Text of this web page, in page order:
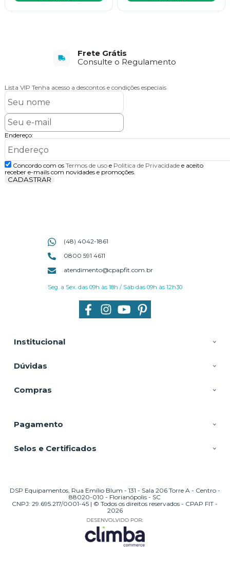
Frete Grátis
Consulte o Regulamento
Lista VIP Tenha acesso a descontos e condições especiais
Endereço:
Concordo com os Termos de usoe Politica de Privacidadee aceito
receber e-mails com novidades e promoções.
CADASTRAR
Institucional
Dúvidas
Compras
(48) 4042-1861
0800 591 4611
atendimento@cpapfit.com.br
Seg. a Sex. das 09h às 18h / Sáb das 09h às 12h30
Pagamento
Selos e Certificados
DSP Equipamentos, Rua Emílio Blum - 131 - Sala 206 Torre A - Centro -
88020-010 - Florianópolis - SC
CNPJ: 29.695.217/0001-45 | © Todos os direitos reservados - CPAP FIT -
2026